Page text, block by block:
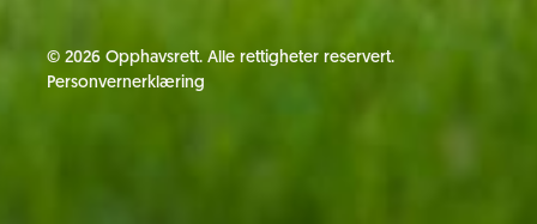
©2026 Opphavsrett. Alle rettigheter reservert.
Personvernerklæring